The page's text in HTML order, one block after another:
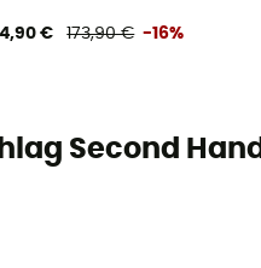
€ 173,90 € -16%
Second Hand